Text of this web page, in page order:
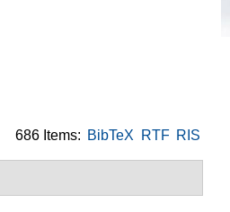
686 Items: BibTeX RTF RIS